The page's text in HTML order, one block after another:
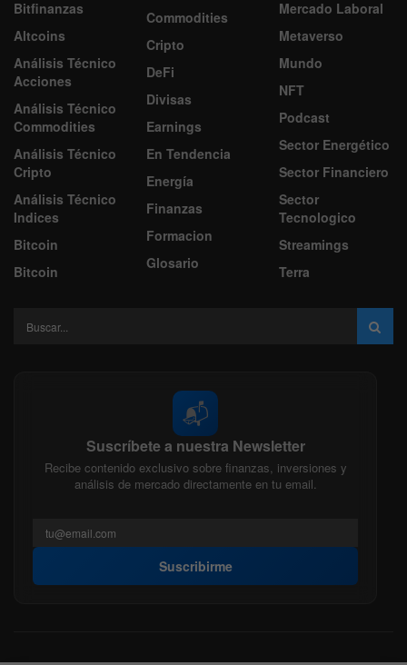
Bitfinanzas
Altcoins
Análisis Técnico
Acciones
Análisis Técnico
Commodities
Análisis Técnico
Cripto
Análisis Técnico
Indices
Bitcoin
Bitcoin
Commodities
Cripto
DeFi
Divisas
Earnings
En Tendencia
Energía
Finanzas
Formacion
Glosario
Mercado Laboral
Metaverso
Mundo
NFT
Podcast
Sector Energético
Sector Financiero
Sector
Tecnologico
Streamings
Terra
📬
Suscríbete a nuestra Newsletter
Recibe contenido exclusivo sobre finanzas, inversiones y
análisis de mercado directamente en tu email.
Suscribirme